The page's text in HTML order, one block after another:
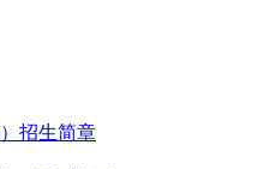
招生简章